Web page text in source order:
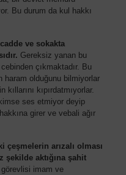
Bu durum da kul hakkı
ve sokakta
Gereksiz yanan bu
çıkmaktadır. Bu
haram olduğunu bilmiyorlar
kıpırdatmıyorlar.
ses etmiyor deyip
girer ve vebali ağır
çeşmelerin arızalı olması
şekilde aktığına şahit
imam ve